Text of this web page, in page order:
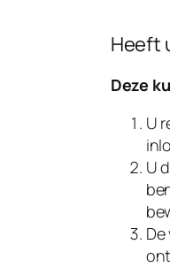
Heeft
Deze
U
U